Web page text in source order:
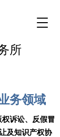
所
务领域
诉讼、反假冒
及知识产权协